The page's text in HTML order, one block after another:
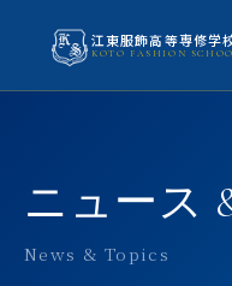
江東服飾高等専修学
KOTO FASHION
スクールライフ
ニュース
News & Topics